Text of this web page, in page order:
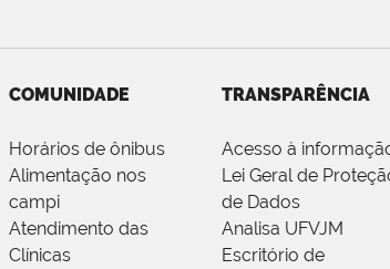
COMUNIDADE
Horários de ônibus
Alimentação nos
campi
Atendimento das
Clínicas
TRANSPARÊNCIA
Acesso à
Lei Geral de
de Dados
Analisa UFVJM
Escritório de